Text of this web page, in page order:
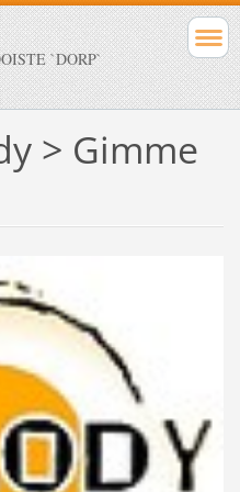
`DORP`
> Gimme